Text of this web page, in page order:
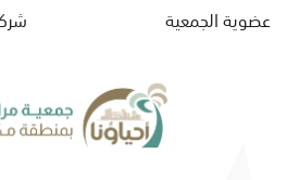
عضوية الجمعية